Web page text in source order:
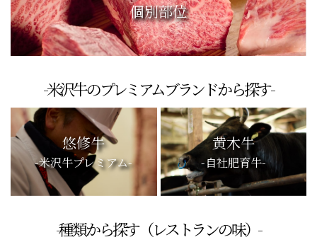
個別部位
-米沢牛のプレミアムブランドから探す-
悠修牛
-米沢牛プレミアム-
黄木牛
-自社肥育牛-
-種類から探す（レストランの味）-